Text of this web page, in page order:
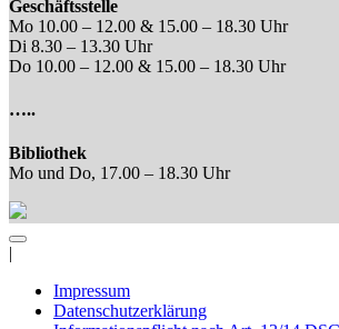
Geschäftsstelle
Mo 10.00 – 12.00 & 15.00 – 18.30 Uhr
Di 8.30 – 13.30 Uhr
Do 10.00 – 12.00 & 15.00 – 18.30 Uhr
…..
Bibliothek
Mo und Do, 17.00 – 18.30 Uhr
Impressum
Datenschutzerklärung